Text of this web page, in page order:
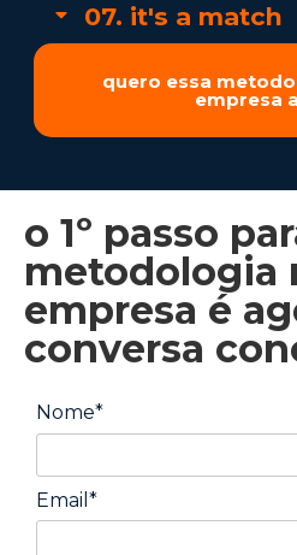
07. it's a match
quero essa
empresa
o 1º passo
metodologia
empresa é
conversa
Nome*
Email*